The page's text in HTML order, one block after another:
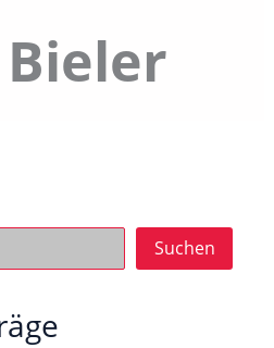
Suchen